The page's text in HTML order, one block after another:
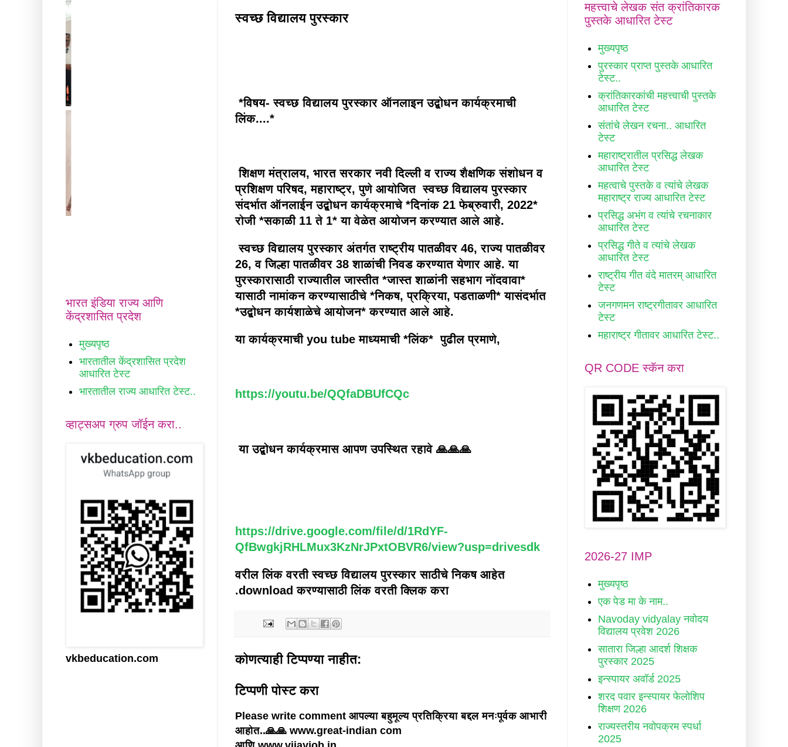
स्वच्छ विद्यालय पुरस्कार
*विषय- स्वच्छ विद्यालय पुरस्कार ऑनलाइन उद्बोधन कार्यक्रमाची
लिंक....*
शिक्षण मंत्रालय, भारत सरकार नवी दिल्ली व राज्य शैक्षणिक संशोधन व
प्रशिक्षण परिषद, महाराष्ट्र, पुणे आयोजित स्वच्छ विद्यालय पुरस्कार
संदर्भात ऑनलाईन उद्बोधन कार्यक्रमाचे *दिनांक 21 फेब्रुवारी, 2022*
रोजी *सकाळी 11 ते 1* या वेळेत आयोजन करण्यात आले आहे.
स्वच्छ विद्यालय पुरस्कार अंतर्गत राष्ट्रीय पातळीवर 46, राज्य पातळीवर
26, व जिल्हा पातळीवर 38 शाळांची निवड करण्यात येणार आहे. या
पुरस्कारासाठी राज्यातील जास्तीत *जास्त शाळांनी सहभाग नोंदवावा*
यासाठी नामांकन करण्यासाठीचे *निकष, प्रक्रिया, पडताळणी* यासंदर्भात
*उद्बोधन कार्यशाळेचे आयोजन* करण्यात आले आहे.
या कार्यक्रमाची you tube माध्यमाची *लिंक* पुढील प्रमाणे,
https://youtu.be/QQfaDBUfCQc
या उद्बोधन कार्यक्रमास आपण उपस्थित रहावे 🙏🙏🙏
https://drive.google.com/file/d/1RdYF-
QfBwgkjRHLMux3KzNrJPxtOBVR6/view?usp=drivesdk
वरील लिंक वरती स्वच्छ विद्यालय पुरस्कार साठीचे निकष आहेत
.download करण्यासाठी लिंक वरती क्लिक करा
कोणत्याही टिप्पण्‍या नाहीत:
टिप्पणी पोस्ट करा
Please write comment आपल्या बहुमूल्य प्रतिक्रिया बद्दल मनःपूर्वक आभारी
आहोत..🙏🙏 www.great-indian com
भारत इंडिया राज्य आणि
केंद्रशासित प्रदेश
मुख्यपृष्ठ
भारतातील केंद्रशासित प्रदेश
आधारित टेस्ट
भारतातील राज्य आधारित टेस्ट..
व्हाट्सअप ग्रुप जॉईन करा..
vkbeducation.com
महत्त्वाचे लेखक संत क्रांतिकारक
पुस्तके आधारित टेस्ट
मुख्यपृष्ठ
पुरस्कार प्राप्त पुस्तके आधारित
टेस्ट..
क्रांतिकारकांची महत्त्वाची पुस्तके
आधारित टेस्ट
संतांचे लेखन रचना.. आधारित
टेस्ट
महाराष्ट्रातील प्रसिद्ध लेखक
आधारित टेस्ट
महत्वाचे पुस्तके व त्यांचे लेखक
महाराष्ट्र राज्य आधारित टेस्ट
प्रसिद्ध अभंग व त्यांचे रचनाकार
आधारित टेस्ट
प्रसिद्ध गीते व त्यांचे लेखक
आधारित टेस्ट
राष्ट्रीय गीत वंदे मातरम् आधारित
टेस्ट
जनगणमन राष्ट्रगीतावर आधारित
टेस्ट
महाराष्ट्र गीतावर आधारित टेस्ट..
QR CODE स्कॅन करा
2026-27 IMP
मुख्यपृष्ठ
एक पेड मा के नाम..
Navoday vidyalay नवोदय
विद्यालय प्रवेश 2026
सातारा जिल्हा आदर्श शिक्षक
पुरस्कार 2025
इन्स्पायर अवॉर्ड 2025
शरद पवार इन्स्पायर फेलोशिप
शिक्षण 2026
राज्यस्तरीय नवोपक्रम स्पर्धा
2025